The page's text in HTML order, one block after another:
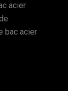
acier
bac acier